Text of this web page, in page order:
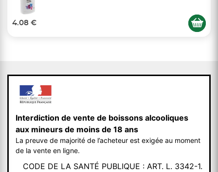
4.08 €
Interdiction de vente de boissons alcooliques
aux mineurs de moins de 18 ans
La preuve de majorité de l’acheteur est exigée au moment
de la vente en ligne.
CODE DE LA SANTÉ PUBLIQUE : ART. L. 3342-1.